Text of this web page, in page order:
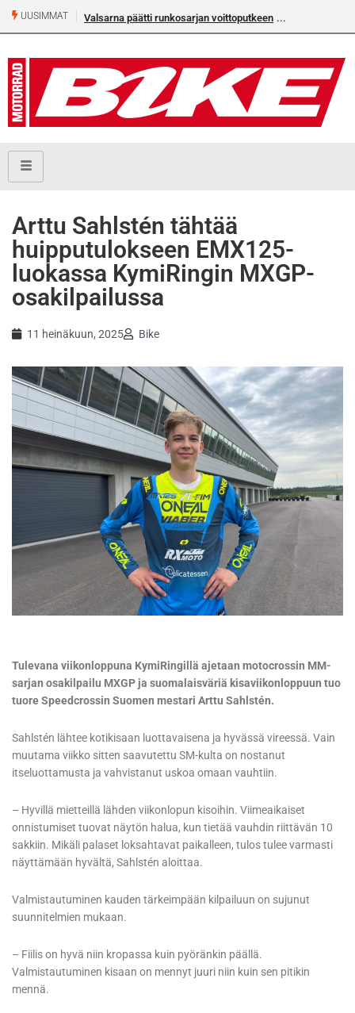
UUSIMMAT Valsarna päätti runkosarjan voittoputkeen
Arttu Sahlstén tähtää
huipputulokseen EMX125-
luokassa KymiRingin MXGP-
osakilpailussa
11 heinäkuun, 2025 Bike
Tulevana viikonloppuna KymiRingillä ajetaan motocrossin MM-
sarjan osakilpailu MXGP ja suomalaisväriä kisaviikonloppuun tuo
tuore Speedcrossin Suomen mestari Arttu Sahlstén.
Sahlstén lähtee kotikisaan luottavaisena ja hyvässä vireessä. Vain
muutama viikko sitten saavutettu SM-kulta on nostanut
itseluottamusta ja vahvistanut uskoa omaan vauhtiin.
– Hyvillä mietteillä lähden viikonlopun kisoihin. Viimeaikaiset
onnistumiset tuovat näytön halua, kun tietää vauhdin riittävän 10
sakkiin. Mikäli palaset loksahtavat paikalleen, tulos tulee varmasti
näyttämään hyvältä, Sahlstén aloittaa.
Valmistautuminen kauden tärkeimpään kilpailuun on sujunut
suunnitelmien mukaan.
– Fiilis on hyvä niin kropassa kuin pyöränkin päällä.
Valmistautuminen kisaan on mennyt juuri niin kuin sen pitikin
mennä.